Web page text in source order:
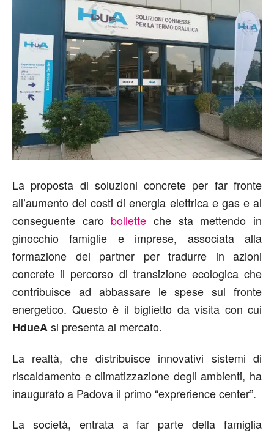
La proposta di soluzioni concrete per far fronte
all’aumento dei costi di energia elettrica e gas e al
conseguente caro bollette che sta mettendo in
ginocchio famiglie e imprese, associata alla
formazione dei partner per tradurre in azioni
concrete il percorso di transizione ecologica che
contribuisce ad abbassare le spese sul fronte
energetico. Questo è il biglietto da visita con cui
HdueAsi presenta al mercato.
La realtà, che distribuisce innovativi sistemi di
riscaldamento e climatizzazione degli ambienti, ha
inaugurato a Padova il primo “exprerience center”.
La società, entrata a far parte della famiglia